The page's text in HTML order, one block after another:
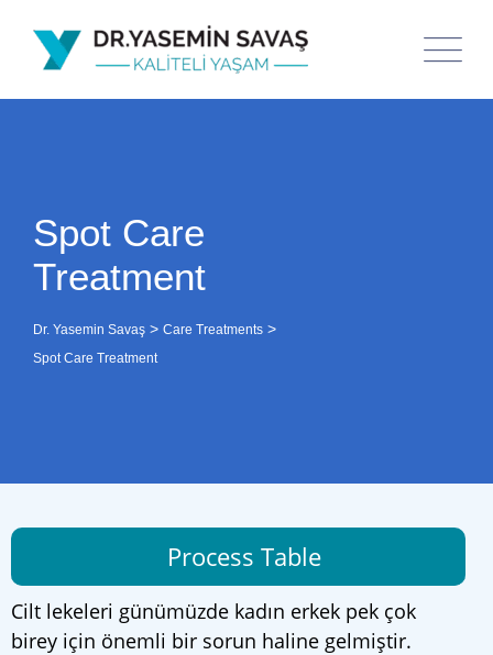
Spot Care
Treatment
Dr. Yasemin Savaş > Care Treatments >
Spot Care Treatment
Process Table
Cilt lekeleri günümüzde kadın erkek pek çok
birey için önemli bir sorun haline gelmiştir.